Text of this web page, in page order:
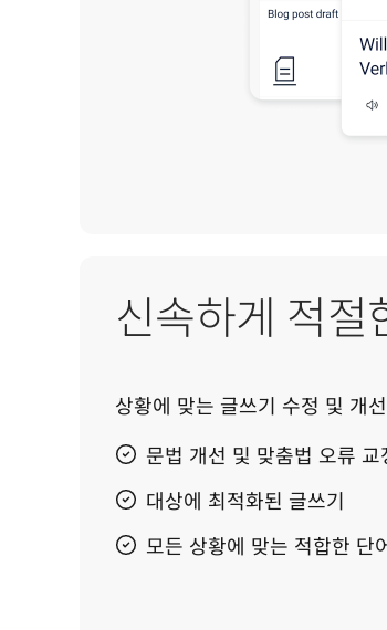
신속하게 적절
상황에 맞는 글쓰기 수정 및 개
문법 개선 및 맞춤법 오류 교
대상에 최적화된 글쓰기
모든 상황에 맞는 적합한 단